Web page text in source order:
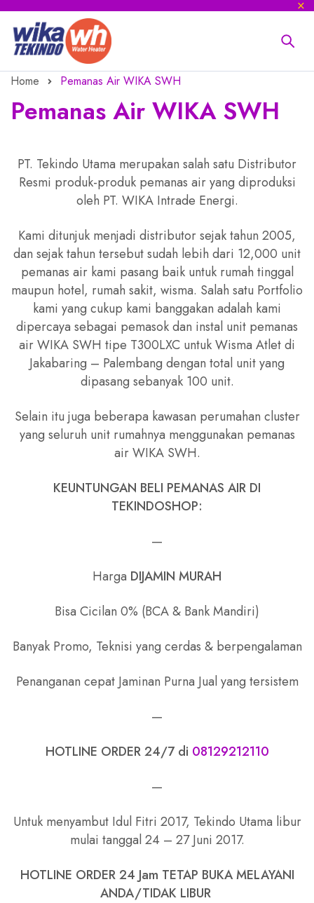
Home Pemanas Air WIKA SWH
Pemanas Air WIKA SWH
PT. Tekindo Utama merupakan salah satu Distributor
Resmi produk-produk pemanas air yang diproduksi
oleh PT. WIKA Intrade Energi.
Kami ditunjuk menjadi distributor sejak tahun 2005,
dan sejak tahun tersebut sudah lebih dari 12,000 unit
pemanas air kami pasang baik untuk rumah tinggal
maupun hotel, rumah sakit, wisma. Salah satu Portfolio
kami yang cukup kami banggakan adalah kami
dipercaya sebagai pemasok dan instal unit pemanas
air WIKA SWH tipe T300LXC untuk Wisma Atlet di
Jakabaring – Palembang dengan total unit yang
dipasang sebanyak 100 unit.
Selain itu juga beberapa kawasan perumahan cluster
yang seluruh unit rumahnya menggunakan pemanas
air WIKA SWH.
KEUNTUNGAN BELI PEMANAS AIR DI
TEKINDOSHOP:
—
Harga DIJAMIN MURAH
Bisa Cicilan 0% (BCA & Bank Mandiri)
Banyak Promo, Teknisi yang cerdas & berpengalaman
Penanganan cepat Jaminan Purna Jual yang tersistem
—
HOTLINE ORDER 24/7 di 08129212110
—
Untuk menyambut Idul Fitri 2017, Tekindo Utama libur
mulai tanggal 24 – 27 Juni 2017.
HOTLINE ORDER 24 Jam TETAP BUKA MELAYANI
ANDA/TIDAK LIBUR